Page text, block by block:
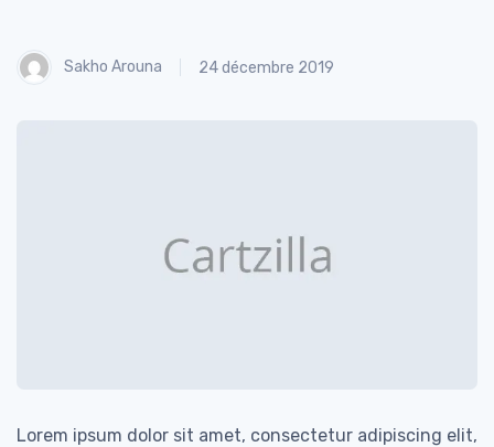
Sakho Arouna 24 décembre 2019
Lorem ipsum dolor sit amet, consectetur adipiscing elit,